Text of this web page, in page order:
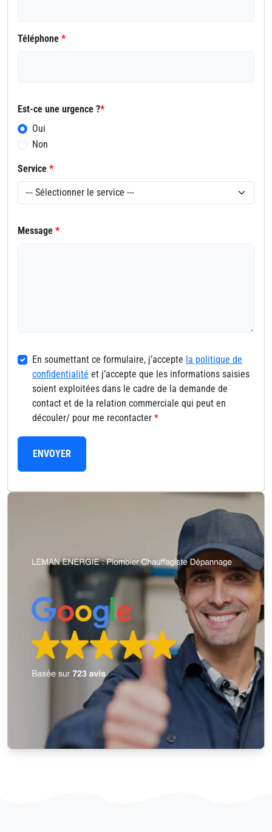
Téléphone *
Est-ce une urgence ?*
Oui
Non
Service *
Message *
En soumettant ce formulaire, j’accepte la politique de
confidentialité et j’accepte que les informations saisies
soient exploitées dans le cadre de la demande de
contact et de la relation commerciale qui peut en
découler/ pour me recontacter *
ENVOYER